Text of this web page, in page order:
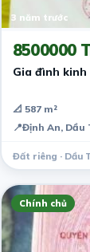
3 năm trước
8500000
Gia đình
📐 587 m²
📍Định An, Dầu
Đất riêng · Dầu
Chính chủ